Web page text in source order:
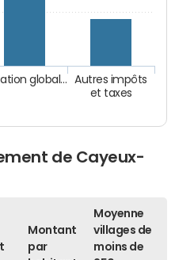
Autres impôts
et taxes
global…
de Cayeux-
Montant
par
Moyenne
villages de
moins de